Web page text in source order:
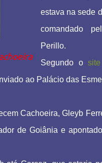
estava na sede
comandado
Perillo.
Segundo o
ao Palácio das
Cachoeira, Gleyb
de Goiânia e